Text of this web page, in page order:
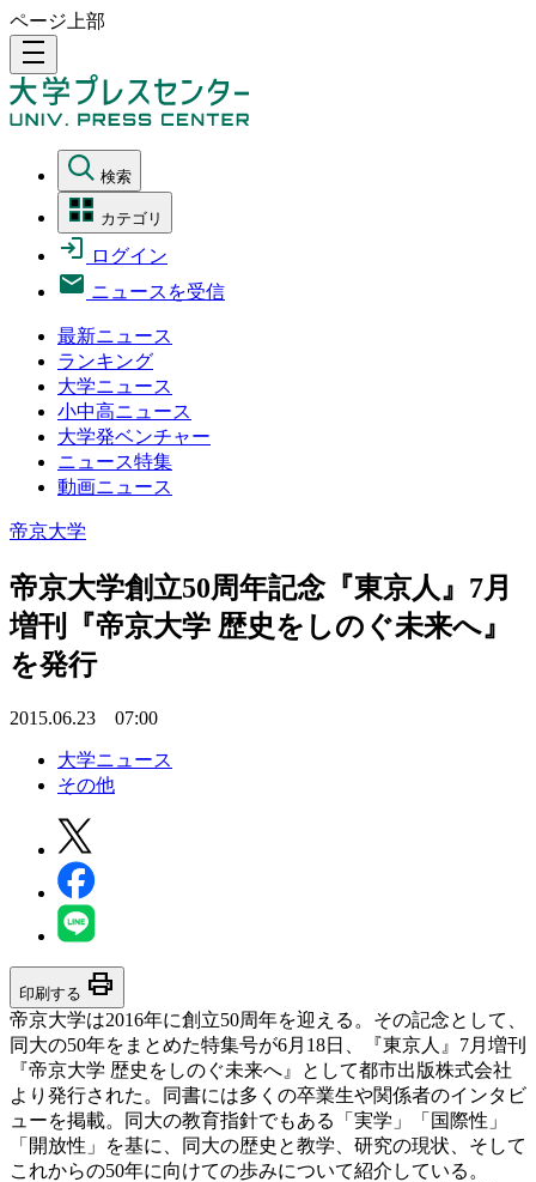
ページ上部
density_medium
検索
カテゴリ
ログイン
ニュースを受信
最新ニュース
ランキング
大学ニュース
小中高ニュース
大学発ベンチャー
ニュース特集
動画ニュース
帝京大学
帝京大学創立50周年記念『東京人』7月
増刊『帝京大学 歴史をしのぐ未来へ』
を発行
2015.06.23 07:00
大学ニュース
その他
印刷する print
帝京大学は2016年に創立50周年を迎える。その記念として、
同大の50年をまとめた特集号が6月18日、『東京人』7月増刊
『帝京大学 歴史をしのぐ未来へ』として都市出版株式会社
より発行された。同書には多くの卒業生や関係者のインタビ
ューを掲載。同大の教育指針でもある「実学」「国際性」
「開放性」を基に、同大の歴史と教学、研究の現状、そして
これからの50年に向けての歩みについて紹介している。